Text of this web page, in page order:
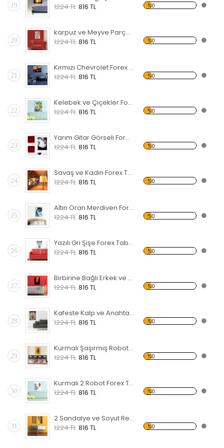
19
1224 TL 816 TL %0
20
karpuz ve Meyve Parçaları Forex Tablo
1224 TL 816 TL %0
21
Kırmızı Chevrolet Forex Tablo
1224 TL 816 TL %0
22
Kelebek ve Çiçekler Forex Tablo
1224 TL 816 TL %0
23
Yarım Gitar Görseli Forex Tablo
1224 TL 816 TL %0
24
Savaş ve Kadın Forex Tablo
1224 TL 816 TL %0
25
Altın Oran Merdiven Forex Tablo
1224 TL 816 TL %0
26
Yazılı Gri Şişe Forex Tablo
1224 TL 816 TL %0
27
Birbirine Bağlı Erkek ve Kadın Eli Forex Tablo
1224 TL 816 TL %0
28
Kafeste Kalp ve Anahtar Forex Tablo
1224 TL 816 TL %0
29
Kurmalı Şaşırmış Robot Forex Tablo
1224 TL 816 TL %0
30
Kurmalı 2 Robot Forex Tablo
1224 TL 816 TL %0
31
2 Sandalye ve Soyut Resim Forex Tablo
1224 TL 816 TL %0